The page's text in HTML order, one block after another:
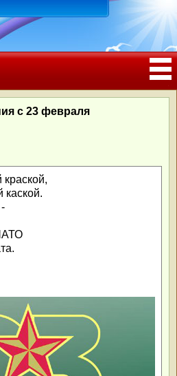
РОЖДЕНИЯ, ЮБИЛЕЕМ
с 23 февраля
краской,
каской.